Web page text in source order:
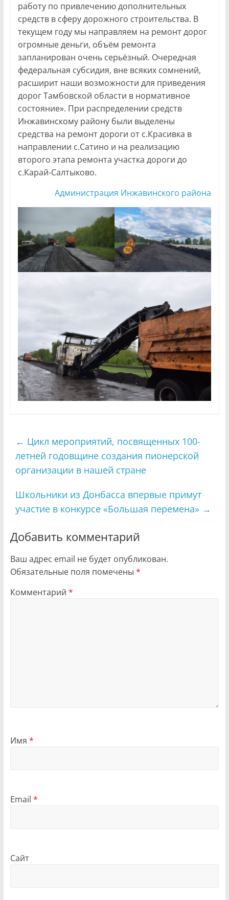
работу по привлечению дополнительных
средств в сферу дорожного строительства. В
текущем году мы направляем на ремонт дорог
огромные деньги, объём ремонта
запланирован очень серьёзный. Очередная
федеральная субсидия, вне всяких сомнений,
расширит наши возможности для приведения
дорог Тамбовской области в нормативное
состояние». При распределении средств
Инжавинскому району были выделены
средства на ремонт дороги от с.Красивка в
направлении с.Сатино и на реализацию
второго этапа ремонта участка дороги до
с.Карай-Салтыково.
Администрация Инжавинского района
← Цикл мероприятий, посвященных 100-
летней годовщине создания пионерской
организации в нашей стране
Школьники из Донбасса впервые примут
участие в конкурсе «Большая перемена» →
Добавить комментарий
Ваш адрес email не будет опубликован.
Обязательные поля помечены *
Комментарий *
Имя *
Email *
Сайт